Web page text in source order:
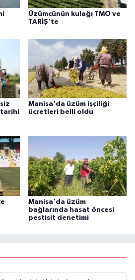
Üzümcünün kulağı TMO ve
TARİŞ'te
tarihi
Manisa'da üzüm işçiliği
ücretleri belli oldu
Manisa'da üzüm
bağlarında hasat öncesi
pestisit denetimi